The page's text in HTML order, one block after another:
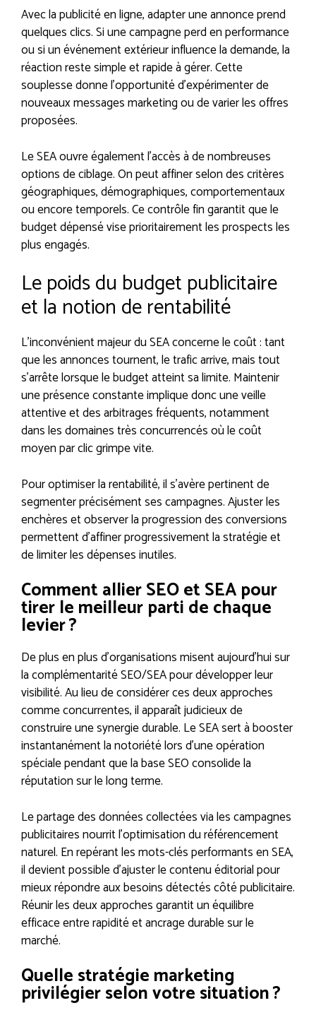
Avec la publicité en ligne, adapter une annonce prend
quelques clics. Si une campagne perd en performance
ou si un événement extérieur influence la demande, la
réaction reste simple et rapide à gérer. Cette
souplesse donne l’opportunité d’expérimenter de
nouveaux messages marketing ou de varier les offres
proposées.
Le SEA ouvre également l’accès à de nombreuses
options de ciblage. On peut affiner selon des critères
géographiques, démographiques, comportementaux
ou encore temporels. Ce contrôle fin garantit que le
budget dépensé vise prioritairement les prospects les
plus engagés.
Le poids du budget publicitaire
et la notion de rentabilité
L’inconvénient majeur du SEA concerne le coût : tant
que les annonces tournent, le trafic arrive, mais tout
s’arrête lorsque le budget atteint sa limite. Maintenir
une présence constante implique donc une veille
attentive et des arbitrages fréquents, notamment
dans les domaines très concurrencés où le coût
moyen par clic grimpe vite.
Pour optimiser la rentabilité, il s’avère pertinent de
segmenter précisément ses campagnes. Ajuster les
enchères et observer la progression des conversions
permettent d’affiner progressivement la stratégie et
de limiter les dépenses inutiles.
Comment allier SEO et SEA pour
tirer le meilleur parti de chaque
levier ?
De plus en plus d’organisations misent aujourd’hui sur
la complémentarité SEO/SEA pour développer leur
visibilité. Au lieu de considérer ces deux approches
comme concurrentes, il apparaît judicieux de
construire une synergie durable. Le SEA sert à booster
instantanément la notoriété lors d’une opération
spéciale pendant que la base SEO consolide la
réputation sur le long terme.
Le partage des données collectées via les campagnes
publicitaires nourrit l’optimisation du référencement
naturel. En repérant les mots-clés performants en SEA,
il devient possible d’ajuster le contenu éditorial pour
mieux répondre aux besoins détectés côté publicitaire.
Réunir les deux approches garantit un équilibre
efficace entre rapidité et ancrage durable sur le
marché.
Quelle stratégie marketing
privilégier selon votre situation ?